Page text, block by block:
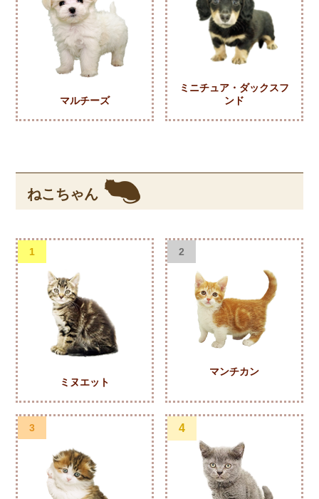
マルチーズ
ミニチュア・ダックスフ
ンド
ねこちゃん
1
ミヌエット
2
マンチカン
3 4